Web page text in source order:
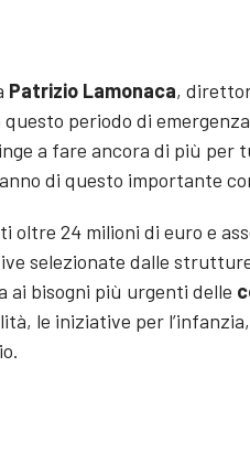
Patrizio Lamonaca,
questo periodo di
a fare ancora di più per
di questo importante
oltre 24 milioni di euro e
selezionate dalle
ai bisogni più urgenti delle
le iniziative per